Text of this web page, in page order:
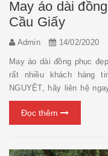
May áo dài
Cầu Giấy
Admin 14/02/2020
May áo dài đồng phục
rất nhiều khách hàng
NGUYỆT, hãy liên hệ
720 (zalo) để được tư
May áo dà...
Đọc thêm